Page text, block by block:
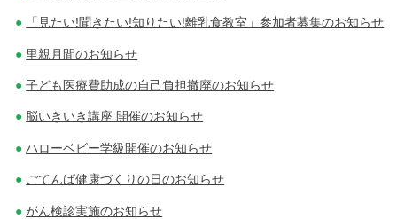
「見たい!聞きたい!知りたい!離乳食教室」参加者募集のお知らせ
里親月間のお知らせ
子ども医療費助成の自己負担撤廃のお知らせ
脳いきいき講座 開催のお知らせ
ハローベビー学級開催のお知らせ
ごてんば健康づくりの日のお知らせ
がん検診実施のお知らせ